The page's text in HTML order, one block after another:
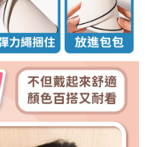
註冊。若發現惡意使用之情形，
使用額度並採取法律行動。